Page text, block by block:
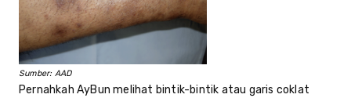
Sumber: AAD
Pernahkah AyBun melihat bintik-bintik atau garis coklat